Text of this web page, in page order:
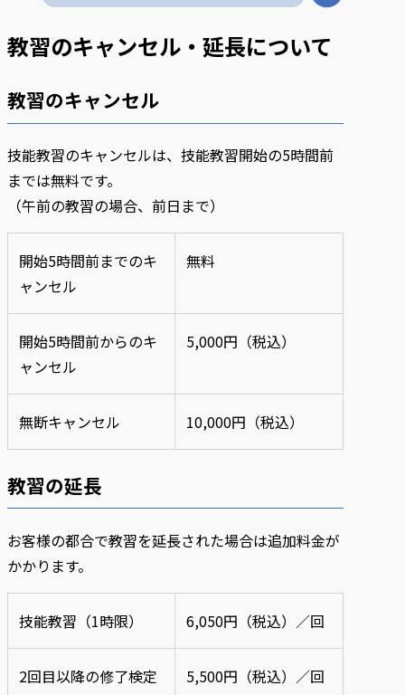
教習のキャンセル・延長について
教習のキャンセル
技能教習のキャンセルは、技能教習開始の5時間前
までは無料です。
（午前の教習の場合、前日まで）
開始5時間前までのキ
ャンセル
無料
開始5時間前からのキ
ャンセル
5,000円（税込）
無断キャンセル 10,000円（税込）
教習の延長
お客様の都合で教習を延長された場合は追加料金が
かかります。
技能教習（1時限） 6,050円（税込）／回
2回目以降の修了検定 5,500円（税込）／回